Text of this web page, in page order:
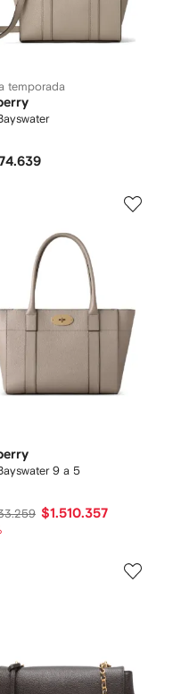
temporada
9 a 5
$1.510.357